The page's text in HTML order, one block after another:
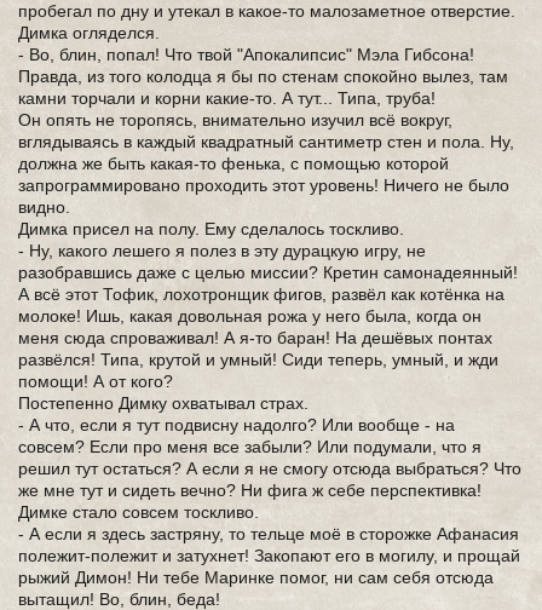
пробегал по дну и утекал в какое-то малозаметное отверстие.
Димка огляделся.
- Во, блин, попал! Что твой "Апокалипсис" Мэла Гибсона!
Правда, из того колодца я бы по стенам спокойно вылез, там
камни торчали и корни какие-то. А тут... Типа, труба!
Он опять не торопясь, внимательно изучил всё вокруг,
вглядываясь в каждый квадратный сантиметр стен и пола. Ну,
должна же быть какая-то фенька, с помощью которой
запрограммировано проходить этот уровень! Ничего не было
видно.
Димка присел на полу. Ему сделалось тоскливо.
- Ну, какого лешего я полез в эту дурацкую игру, не
разобравшись даже с целью миссии? Кретин самонадеянный!
А всё этот Тофик, лохотронщик фигов, развёл как котёнка на
молоке! Ишь, какая довольная рожа у него была, когда он
меня сюда спроваживал! А я-то баран! На дешёвых понтах
развёлся! Типа, крутой и умный! Сиди теперь, умный, и жди
помощи! А от кого?
Постепенно Димку охватывал страх.
- А что, если я тут подвисну надолго? Или вообще - на
совсем? Если про меня все забыли? Или подумали, что я
решил тут остаться? А если я не смогу отсюда выбраться? Что
же мне тут и сидеть вечно? Ни фига ж себе перспективка!
Димке стало совсем тоскливо.
- А если я здесь застряну, то тельце моё в сторожке Афанасия
полежит-полежит и затухнет! Закопают его в могилу, и прощай
рыжий Димон! Ни тебе Маринке помог, ни сам себя отсюда
вытащил! Во, блин, беда!